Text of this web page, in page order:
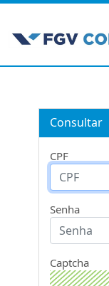
Consultar
CPF
Senha
Captcha